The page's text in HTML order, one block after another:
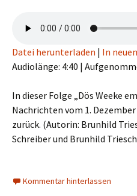
Datei herunterladen | In
Audiolänge: 4:40 |
In dieser Folge „Dös Weeke
Nachrichten vom 1.
zurück. (Autorin: Brunhild
Schreiber und Brunhild
Kommentar hinterlassen